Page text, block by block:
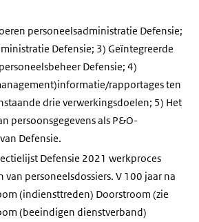
personeelsadministratie Defensie;
Defensie; 3) Geïntegreerde
Defensie; 4)
rapportages ten
drie verwerkingsdoelen; 5) Het
persoonsgegevens als P&O-
Defensie.
Defensie 2021 werkproces
personeelsdossiers. V 100 jaar na
(indiensttreden) Doorstroom (zie
(beeindigen dienstverband)